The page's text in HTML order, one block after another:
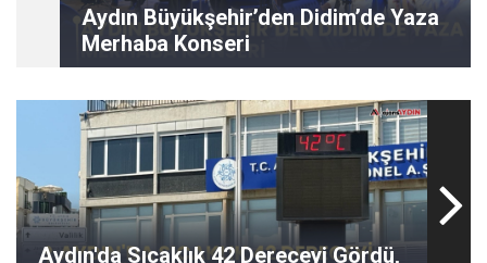
Aydın Büyükşehir’den Didim’de Yaza
Merhaba Konseri
Aydın'da Sıcaklık 42 Dereceyi Gördü,